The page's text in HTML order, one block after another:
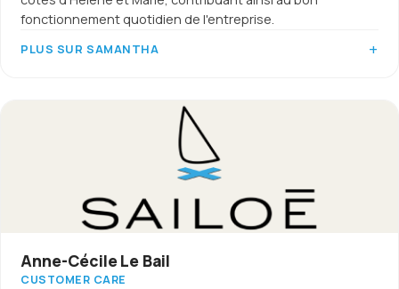
fonctionnement quotidien de l'entreprise.
PLUS SUR SAMANTHA
Anne-Cécile Le Bail
CUSTOMER CARE